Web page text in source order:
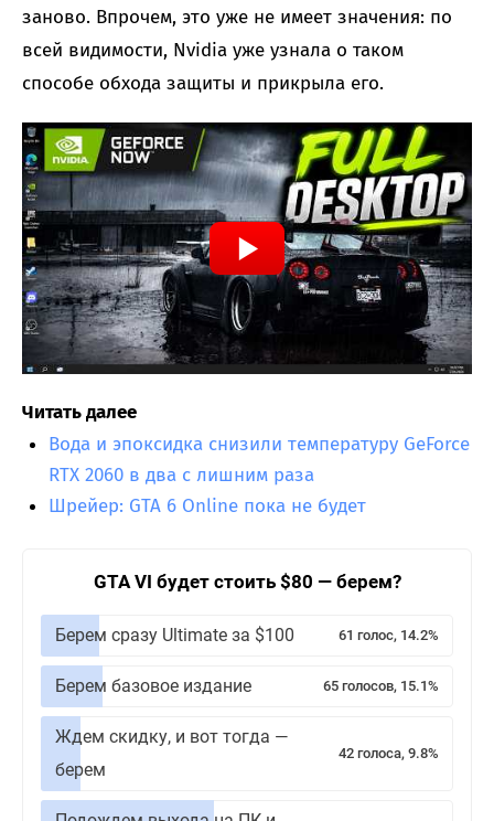
заново. Впрочем, это уже не имеет значения: по
всей видимости, Nvidia уже узнала о таком
способе обхода защиты и прикрыла его.
Читать далее
Вода и эпоксидка снизили температуру GeForce
RTX 2060 в два с лишним раза
Шрейер: GTA 6 Online пока не будет
GTA VI будет стоить $80 — берем?
Берем сразу Ultimate за $100 61 голос, 14.2%
Берем базовое издание 65 голосов, 15.1%
Ждем скидку, и вот тогда —
берем
42 голоса, 9.8%